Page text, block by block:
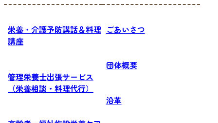
栄養・介護予防講話＆料理
講座
管理栄養士出張サービス
（栄養相談・料理代行）
ごあいさつ
団体概要
沿革